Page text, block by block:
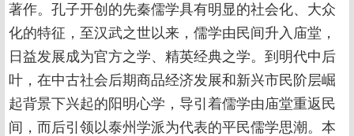
著作。孔子开创的先秦儒学具有明显的社会化、大众
化的特征，至汉武之世以来，儒学由民间升入庙堂，
日益发展成为官方之学、精英经典之学。到明代中后
叶，在中古社会后期商品经济发展和新兴市民阶层崛
起背景下兴起的阳明心学，导引着儒学由庙堂重返民
间，而后引领以泰州学派为代表的平民儒学思潮。本